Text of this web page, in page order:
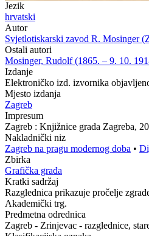
Jezik
hrvatski
Autor
Svjetlotiskarski zavod R. Mosinger
Ostali autori
Mosinger, Rudolf (1865. – 9. 10.
Izdanje
Elektroničko izd. izvornika
Mjesto izdanja
Zagreb
Impresum
Zagreb : Knjižnice grada Zagreba,
Nakladnički niz
Zagreb na pragu modernog doba •
Zbirka
Grafička građa
Kratki sadržaj
Razglednica prikazuje pročelje
Akademički trg.
Predmetna odrednica
Zagreb - Zrinjevac - razglednice,